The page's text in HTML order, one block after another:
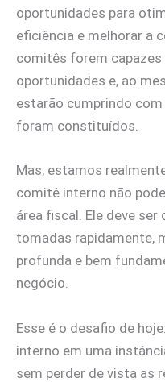
oportunidades para
eficiência e melhorar a
comitês forem capazes
oportunidades e, ao
estarão cumprindo
foram constituídos.
Mas, estamos
comitê interno não
área fiscal. Ele deve
tomadas rapidamente,
profunda e bem
negócio.
Esse é o desafio de
interno em uma
sem perder de vista as